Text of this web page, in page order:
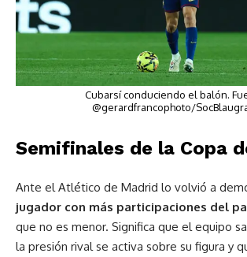
Cubarsí conduciendo el balón.
@gerardfrancophoto/
Semifinales de la Copa
Ante el Atlético de Madrid lo volvió a
jugador con más participaciones del
que no es menor. Significa que el equipo
la presión rival se activa sobre su figura y